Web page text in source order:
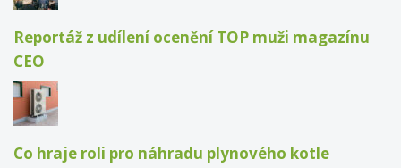
Reportáž z udílení ocenění TOP muži magazínu
CEO
Co hraje roli pro náhradu plynového kotle